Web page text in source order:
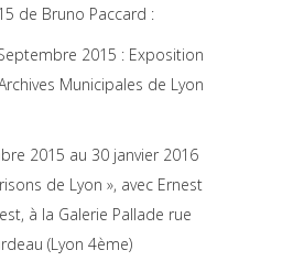
de Bruno Paccard :
2015 : Exposition
Municipales de Lyon
2015 au 30 janvier 2016
de Lyon », avec Ernest
à la Galerie Pallade rue
(Lyon 4ème)